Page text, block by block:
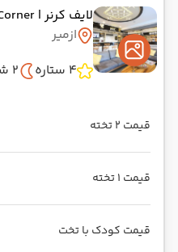
لایف کرنر| Life Corner
ازمیر
4 ستاره
2 شب
قیمت 2 تخته
قیمت 1 تخته
قیمت کودک با تخت